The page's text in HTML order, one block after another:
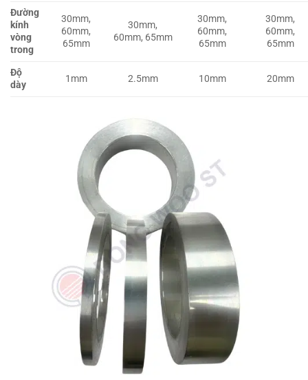
Đường
kính
vòng
trong
30mm,
60mm,
65mm
30mm,
60mm, 65mm
30mm,
60mm,
65mm
30mm,
60mm,
65mm
Độ
dày
1mm 2.5mm 10mm 20mm